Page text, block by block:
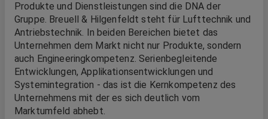
Produkte und Dienstleistungen sind die DNA der
Gruppe. Breuell & Hilgenfeldt steht für Lufttechnik und
Antriebstechnik. In beiden Bereichen bietet das
Unternehmen dem Markt nicht nur Produkte, sondern
auch Engineeringkompetenz. Serienbegleitende
Entwicklungen, Applikationsentwicklungen und
Systemintegration ‑ das ist die Kernkompetenz des
Unternehmens mit der es sich deutlich vom
Marktumfeld abhebt.